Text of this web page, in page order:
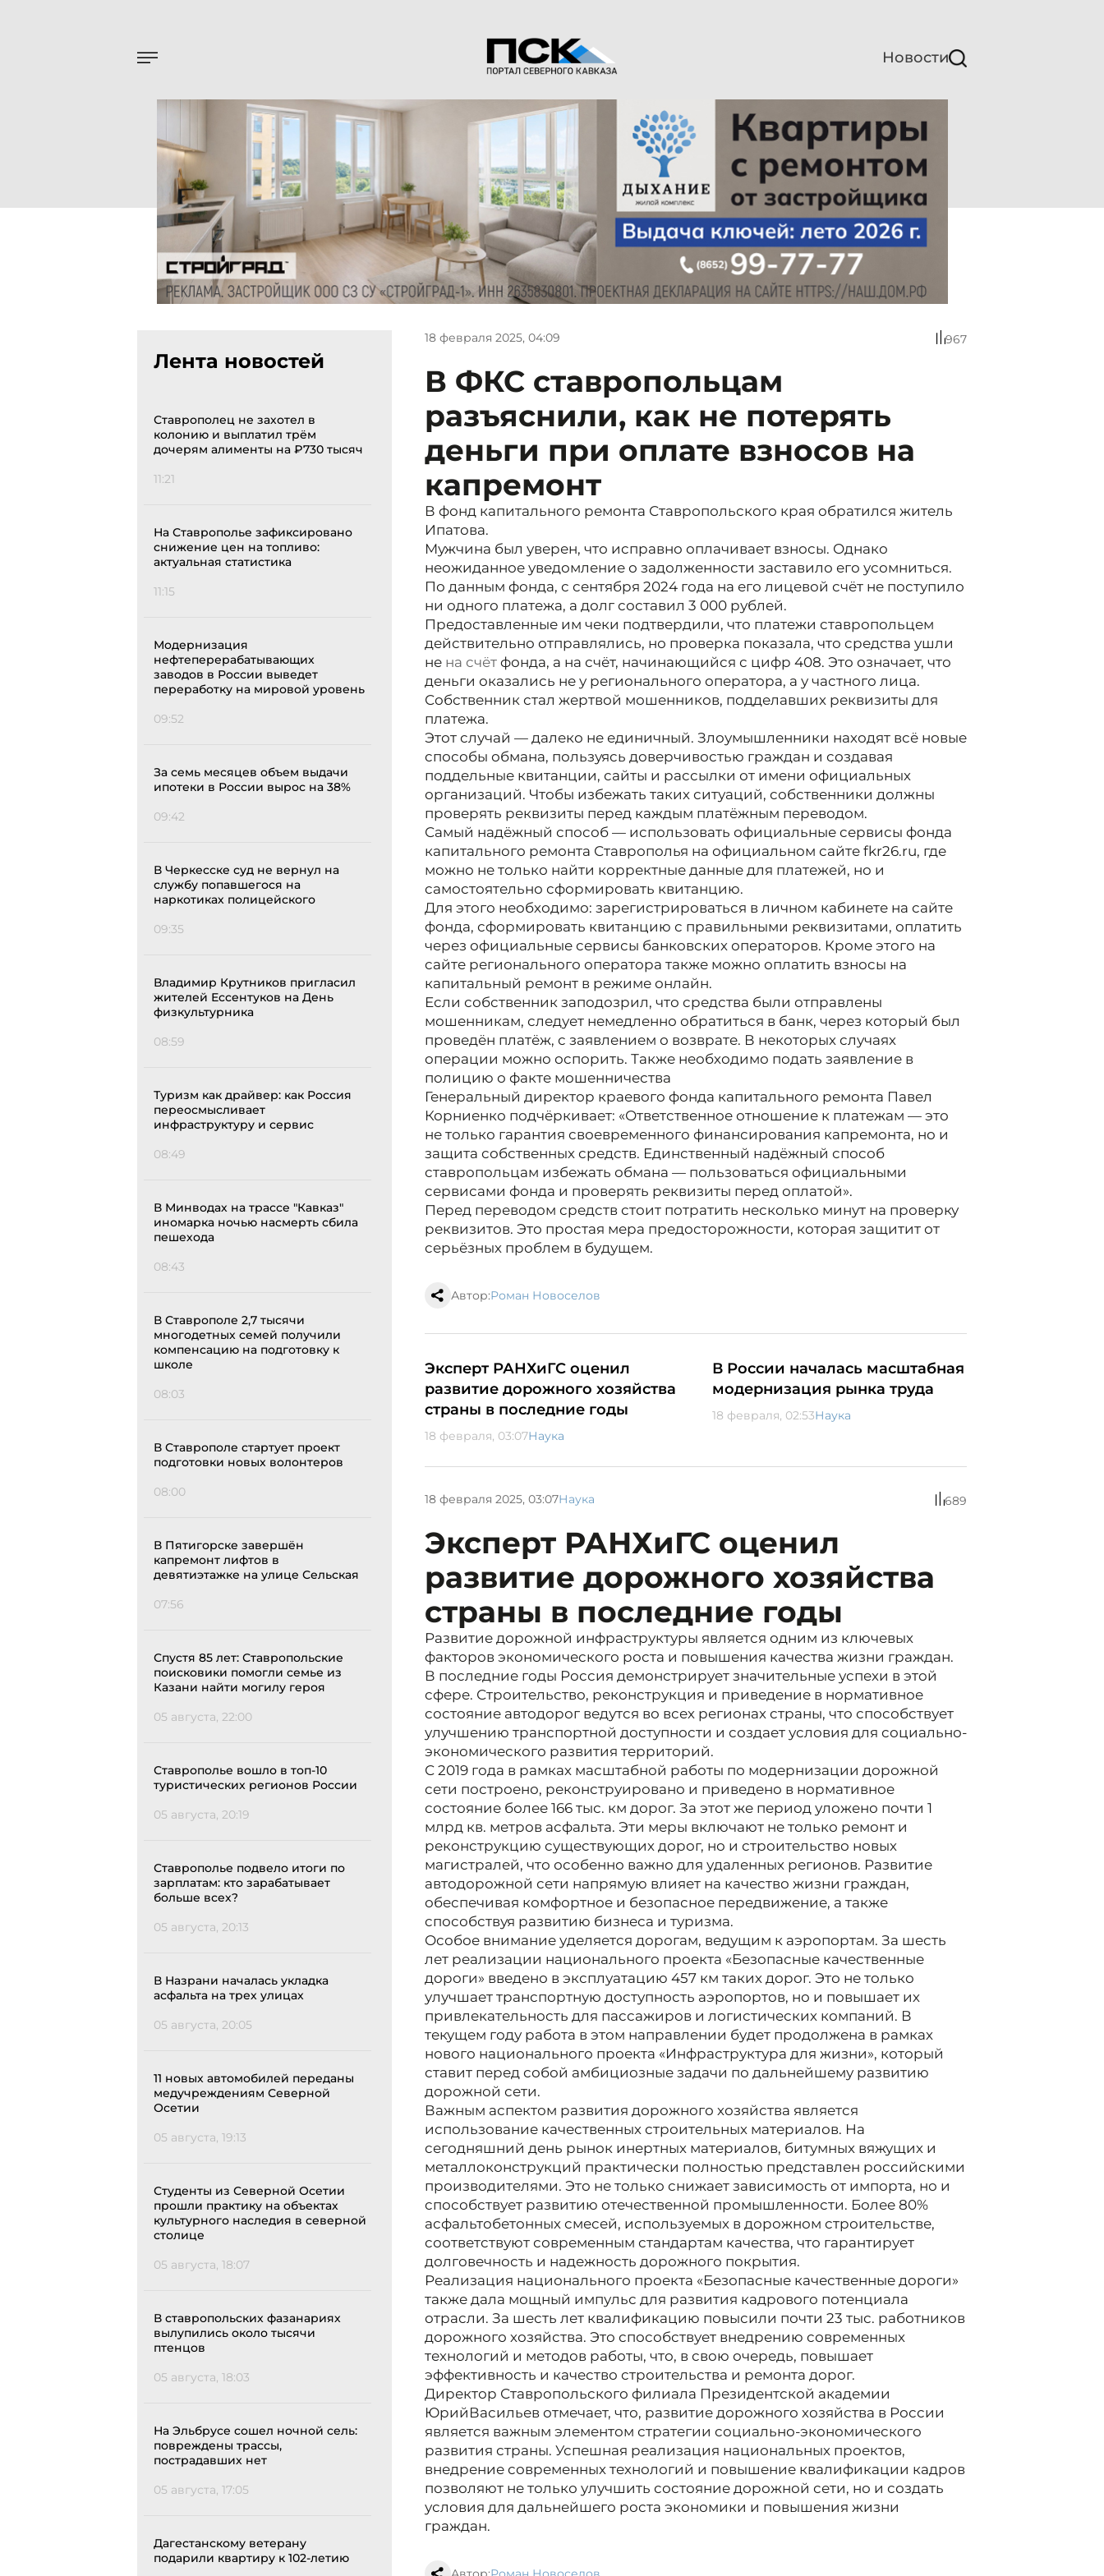
Новости
Лента новостей
Ставрополец не захотел в
колонию и выплатил трём
дочерям алименты на ₽730 тысяч
11:21
На Ставрополье зафиксировано
снижение цен на топливо:
актуальная статистика
11:15
Модернизация
нефтеперерабатывающих
заводов в России выведет
переработку на мировой уровень
09:52
За семь месяцев объем выдачи
ипотеки в России вырос на 38%
09:42
В Черкесске суд не вернул на
службу попавшегося на
наркотиках полицейского
09:35
Владимир Крутников пригласил
жителей Ессентуков на День
физкультурника
08:59
Туризм как драйвер: как Россия
переосмысливает
инфраструктуру и сервис
08:49
В Минводах на трассе "Кавказ"
иномарка ночью насмерть сбила
пешехода
08:43
В Ставрополе 2,7 тысячи
многодетных семей получили
компенсацию на подготовку к
школе
08:03
В Ставрополе стартует проект
подготовки новых волонтеров
08:00
В Пятигорске завершён
капремонт лифтов в
девятиэтажке на улице Сельская
07:56
Спустя 85 лет: Ставропольские
поисковики помогли семье из
Казани найти могилу героя
05 августа, 22:00
Ставрополье вошло в топ-10
туристических регионов России
05 августа, 20:19
Ставрополье подвело итоги по
зарплатам: кто зарабатывает
больше всех?
05 августа, 20:13
В Назрани началась укладка
асфальта на трех улицах
05 августа, 20:05
11 новых автомобилей переданы
медучреждениям Северной
Осетии
05 августа, 19:13
Студенты из Северной Осетии
прошли практику на объектах
культурного наследия в северной
столице
05 августа, 18:07
В ставропольских фазанариях
вылупились около тысячи
птенцов
05 августа, 18:03
На Эльбрусе сошел ночной сель:
повреждены трассы,
пострадавших нет
05 августа, 17:05
Дагестанскому ветерану
подарили квартиру к 102-летию
18 февраля 2025, 04:09 967
В ФКС ставропольцам
разъяснили, как не потерять
деньги при оплате взносов на
капремонт
В фонд капитального ремонта Ставропольского края обратился житель
Ипатова.
Мужчина был уверен, что исправно оплачивает взносы. Однако
неожиданное уведомление о задолженности заставило его усомниться.
По данным фонда, с сентября 2024 года на его лицевой счёт не поступило
ни одного платежа, а долг составил 3 000 рублей.
Предоставленные им чеки подтвердили, что платежи ставропольцем
действительно отправлялись, но проверка показала, что средства ушли
не на счёт фонда, а на счёт, начинающийся с цифр 408. Это означает, что
деньги оказались не у регионального оператора, а у частного лица.
Собственник стал жертвой мошенников, подделавших реквизиты для
платежа.
Этот случай — далеко не единичный. Злоумышленники находят всё новые
способы обмана, пользуясь доверчивостью граждан и создавая
поддельные квитанции, сайты и рассылки от имени официальных
организаций. Чтобы избежать таких ситуаций, собственники должны
проверять реквизиты перед каждым платёжным переводом.
Самый надёжный способ — использовать официальные сервисы фонда
капитального ремонта Ставрополья на официальном сайте fkr26.ru, где
можно не только найти корректные данные для платежей, но и
самостоятельно сформировать квитанцию.
Для этого необходимо: зарегистрироваться в личном кабинете на сайте
фонда, сформировать квитанцию с правильными реквизитами, оплатить
через официальные сервисы банковских операторов. Кроме этого на
сайте регионального оператора также можно оплатить взносы на
капитальный ремонт в режиме онлайн.
Если собственник заподозрил, что средства были отправлены
мошенникам, следует немедленно обратиться в банк, через который был
проведён платёж, с заявлением о возврате. В некоторых случаях
операции можно оспорить. Также необходимо подать заявление в
полицию о факте мошенничества
Генеральный директор краевого фонда капитального ремонта Павел
Корниенко подчёркивает: «Ответственное отношение к платежам — это
не только гарантия своевременного финансирования капремонта, но и
защита собственных средств. Единственный надёжный способ
ставропольцам избежать обмана — пользоваться официальными
сервисами фонда и проверять реквизиты перед оплатой».
Перед переводом средств стоит потратить несколько минут на проверку
реквизитов. Это простая мера предосторожности, которая защитит от
серьёзных проблем в будущем.
Автор:Роман Новоселов
Эксперт РАНХиГС оценил
развитие дорожного хозяйства
страны в последние годы
18 февраля, 03:07Наука
В России началась масштабная
модернизация рынка труда
18 февраля, 02:53Наука
18 февраля 2025, 03:07Наука 689
Эксперт РАНХиГС оценил
развитие дорожного хозяйства
страны в последние годы
Развитие дорожной инфраструктуры является одним из ключевых
факторов экономического роста и повышения качества жизни граждан.
В последние годы Россия демонстрирует значительные успехи в этой
сфере. Строительство, реконструкция и приведение в нормативное
состояние автодорог ведутся во всех регионах страны, что способствует
улучшению транспортной доступности и создает условия для социально-
экономического развития территорий.
С 2019 года в рамках масштабной работы по модернизации дорожной
сети построено, реконструировано и приведено в нормативное
состояние более 166 тыс. км дорог. За этот же период уложено почти 1
млрд кв. метров асфальта. Эти меры включают не только ремонт и
реконструкцию существующих дорог, но и строительство новых
магистралей, что особенно важно для удаленных регионов. Развитие
автодорожной сети напрямую влияет на качество жизни граждан,
обеспечивая комфортное и безопасное передвижение, а также
способствуя развитию бизнеса и туризма.
Особое внимание уделяется дорогам, ведущим к аэропортам. За шесть
лет реализации национального проекта «Безопасные качественные
дороги» введено в эксплуатацию 457 км таких дорог. Это не только
улучшает транспортную доступность аэропортов, но и повышает их
привлекательность для пассажиров и логистических компаний. В
текущем году работа в этом направлении будет продолжена в рамках
нового национального проекта «Инфраструктура для жизни», который
ставит перед собой амбициозные задачи по дальнейшему развитию
дорожной сети.
Важным аспектом развития дорожного хозяйства является
использование качественных строительных материалов. На
сегодняшний день рынок инертных материалов, битумных вяжущих и
металлоконструкций практически полностью представлен российскими
производителями. Это не только снижает зависимость от импорта, но и
способствует развитию отечественной промышленности. Более 80%
асфальтобетонных смесей, используемых в дорожном строительстве,
соответствуют современным стандартам качества, что гарантирует
долговечность и надежность дорожного покрытия.
Реализация национального проекта «Безопасные качественные дороги»
также дала мощный импульс для развития кадрового потенциала
отрасли. За шесть лет квалификацию повысили почти 23 тыс. работников
дорожного хозяйства. Это способствует внедрению современных
технологий и методов работы, что, в свою очередь, повышает
эффективность и качество строительства и ремонта дорог.
Директор Ставропольского филиала Президентской академии
Юрий Васильев отмечает, что, развитие дорожного хозяйства в России
является важным элементом стратегии социально-экономического
развития страны. Успешная реализация национальных проектов,
внедрение современных технологий и повышение квалификации кадров
позволяют не только улучшить состояние дорожной сети, но и создать
условия для дальнейшего роста экономики и повышения жизни
граждан.